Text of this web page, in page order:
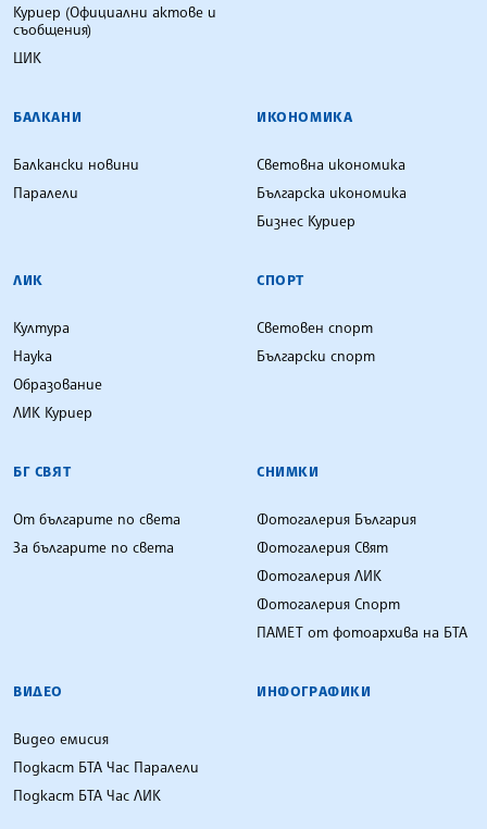
Куриер (Официални актове и
съобщения)
ЦИК
БАЛКАНИ
Балкански новини
Паралели
ИКОНОМИКА
Световна икономика
Българска икономика
Бизнес Куриер
ЛИК
Култура
Наука
Образование
ЛИК Куриер
СПОРТ
Световен спорт
Български спорт
БГ СВЯТ
От българите по света
За българите по света
СНИМКИ
Фотогалерия България
Фотогалерия Свят
Фотогалерия ЛИК
Фотогалерия Спорт
ПАМЕТ от фотоархива на БТА
ВИДЕО
Видео емисия
Подкаст БТА Час Паралели
Подкаст БТА Час ЛИК
ИНФОГРАФИКИ